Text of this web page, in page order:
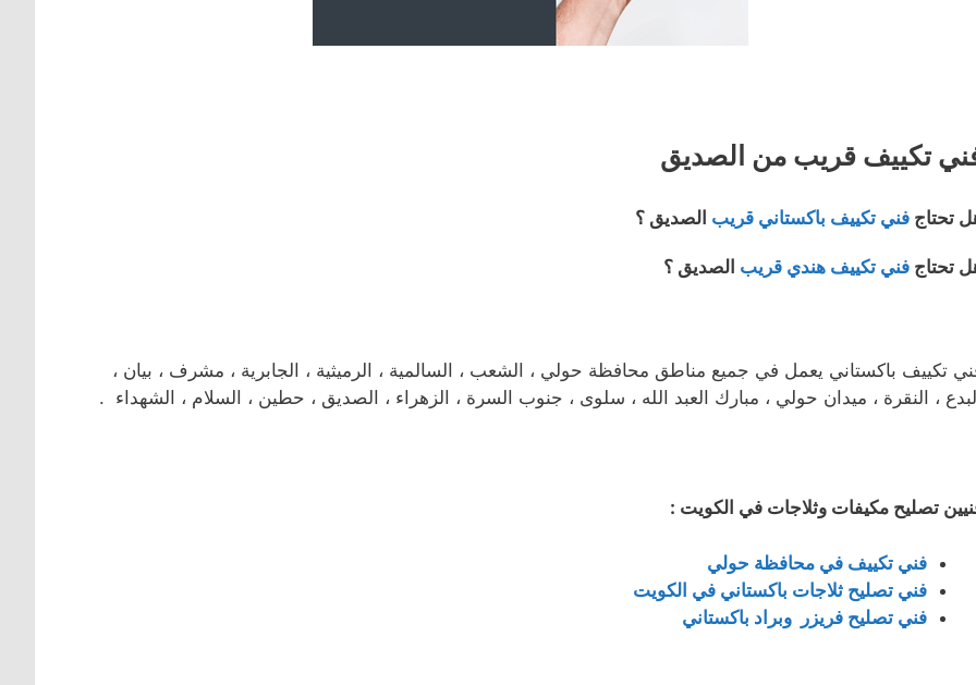
تكييف قريب من الصديق
تحتاج فني تكييف باكستاني قريب الصديق ؟
تحتاج فني تكييف هندي قريب الصديق ؟
تكييف باكستاني يعمل في جميع مناطق محافظة حولي ، الشعب ، السالمية ، الرميثية ، الجابرية ، مشرف ، بيان ،
البدع ، النقرة ، ميدان حولي ، مبارك العبد الله ، سلوى ، جنوب السرة ، الزهراء ، الصديق ، حطين ، السلام ، الشهداء .
تصليح مكيفات وثلاجات في الكويت :
فني تكييف في محافظة حولي
فني تصليح ثلاجات باكستاني في الكويت
فني تصليح فريزر وبراد باكستاني